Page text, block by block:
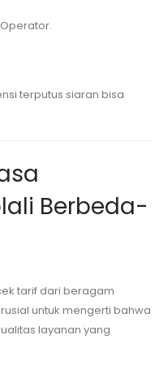
terputus siaran bisa
Berbeda-
tarif dari beragam
untuk mengerti bahwa
layanan yang